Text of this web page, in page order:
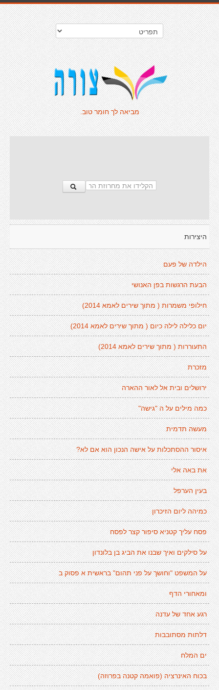
מביאה לך חומר טוב.
היצירות
הילדה של פעם
הבעת הרגשות בפן האנושי
חילופי משמרות ( מתוך שירים לאמא 2014)
יום כלילה לילה כיום ( מתוך שירים לאמא 2014)
התעוררות ( מתוך שירים לאמא 2014)
מזכרת
ירושלים ובית אל לאור ההארה
כמה מילים על ה "גישה"
מעשה תדמית
איסור ההסתכלות על אישה הנכון הוא אם לא?
את באה אלי
בעין הערפל
כמיהה ליום הזיכרון
פסח עליך קטניא סיפור קצר לפסח
על סילקים ואיך שבנו את הביג בן בלונדון
על המשפט "וחושך על פני תהום" בראשית א פסוק ב
ומאחורי הדף
רגע אחד של עדנה
דלתות מסתובבות
ים המלח
בכוח האינרציה (פואמה קטנה בפרוזה)